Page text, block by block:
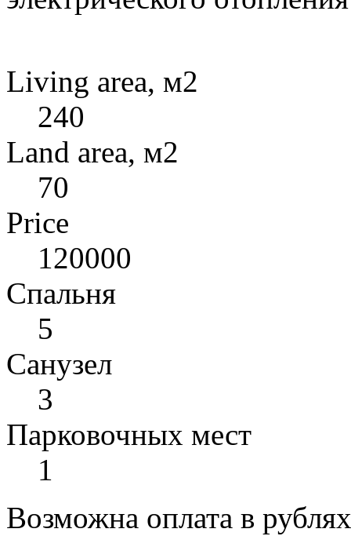
Living area, м2
240
Land area, м2
70
Price
120000
Спальня
5
Санузел
3
Парковочных мест
1
Возможна оплата в